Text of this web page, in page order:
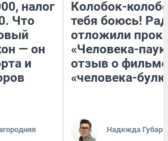
налог
Что
— он
и
Колобок-
тебя боюсь!
отложили
«Человека-
отзыв о
«человека-
Надежда Губарь